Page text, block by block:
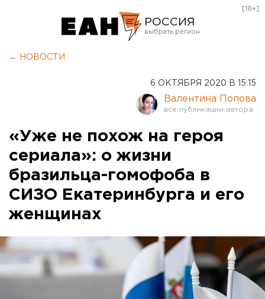
РОССИЯ
Курган
Оренбург
[18+]
← НОВОСТИ
6 ОКТЯБРЯ 2020 В 15:15
Валентина Попова
«Уже не похож на героя
сериала»: о жизни
бразильца-гомофоба в
СИЗО Екатеринбурга и его
женщинах